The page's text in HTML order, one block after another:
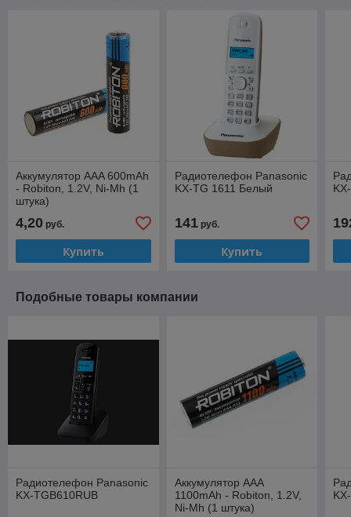
Аккумулятор AAA 600mAh
- Robiton, 1.2V, Ni-Mh (1
штука)
4,20 руб.
Купить
Радиотелефон Panasonic
KX-TG 1611 Белый
141руб.
Купить
Подобные товары компании
Радиотелефон Panasonic
KX-TGB610RUB
Аккумулятор AAA
1100mAh - Robiton, 1.2V,
Ni-Mh (1 штука)